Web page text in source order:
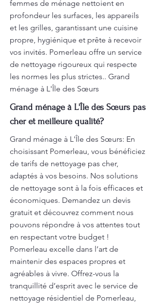
femmes de ménage nettoient en
profondeur les surfaces, les appareils
et les grilles, garantissant une cuisine
propre, hygiénique et prête à recevoir
vos invités. Pomerleau offre un service
de nettoyage rigoureux qui respecte
les normes les plus strictes.. Grand
ménage à L'Île des Sœurs
Grand ménage à L'Île des Sœurs pas
cher et meilleure qualité?
Grand ménage à L'Île des Sœurs: En
choisissant Pomerleau, vous bénéficiez
de tarifs de nettoyage pas cher,
adaptés à vos besoins. Nos solutions
de nettoyage sont à la fois efficaces et
économiques. Demandez un devis
gratuit et découvrez comment nous
pouvons répondre à vos attentes tout
en respectant votre budget !
Pomerleau excelle dans l’art de
maintenir des espaces propres et
agréables à vivre. Offrez-vous la
tranquillité d’esprit avec le service de
nettoyage résidentiel de Pomerleau,